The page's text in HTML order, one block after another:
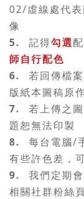
02/虛線處代表
像
5.
記得勾選
師自行配色
6.
若回傳檔
版紙本圖稿原
7.
若上傳之
題恕無法印製
8.
每台電腦/
有些許色差，
9.
我們定期
相關社群粉絲